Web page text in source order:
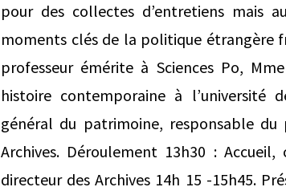
pour des collectes d’entretiens mais
moments clés de la politique étrangère
professeur émérite à Sciences Po,
histoire contemporaine à l’université
général du patrimoine, responsable du
Archives. Déroulement 13h30 :
directeur des Archives 14h 15 -15h45.